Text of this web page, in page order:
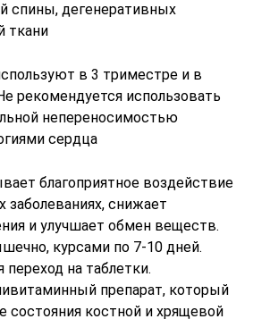
спины, дегенеративных
ткани
в 3 триместре и в
рекомендуется использовать
непереносимостью
сердца
благоприятное воздействие
заболеваниях, снижает
и улучшает обмен веществ.
курсами по 7-10 дней.
переход на таблетки.
препарат, который
состояния костной и хрящевой